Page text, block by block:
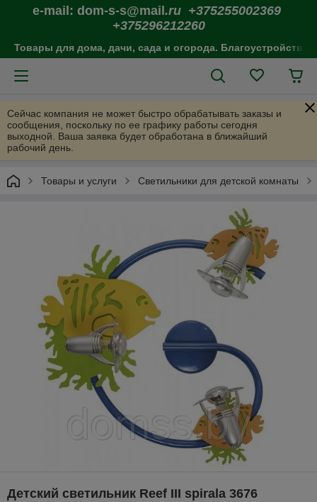
e-mail: dom-s-s@mail .ru +375255002369
+375296212260
Товары для дома, дачи, сада и огорода. Благоустройство
Сейчас компания не может быстро обрабатывать заказы и
сообщения, поскольку по ее графику работы сегодня
выходной. Ваша заявка будет обработана в ближайший
рабочий день.
Товары и услуги Светильники для детской комнаты
Детский светильник Reef III spirala 3676